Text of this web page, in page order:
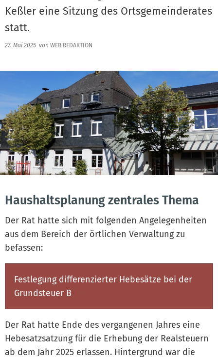
Keßler eine Sitzung des Ortsgemeinderates
statt.
27. Mai 2025 von WEB REDAKTION
Haushaltsplanung zentrales Thema
Der Rat hatte sich mit folgenden Angelegenheiten
aus dem Bereich der örtlichen Verwaltung zu
befassen:
Festlegung differenzierter Hebesätze bei der
Grundsteuer B
Der Rat hatte Ende des vergangenen Jahres eine
Hebesatzsatzung für die Erhebung der Realsteuern
ab dem Jahr 2025 erlassen. Hintergrund war die